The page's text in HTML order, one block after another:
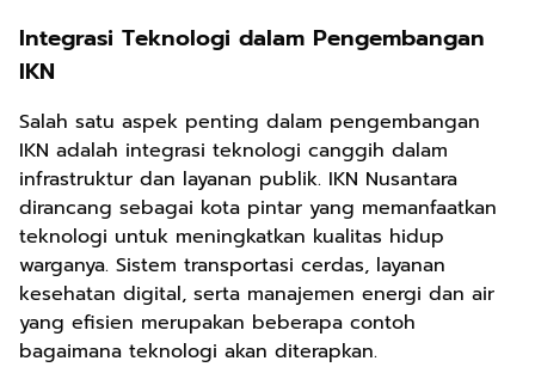
Integrasi Teknologi dalam Pengembangan
IKN
Salah satu aspek penting dalam pengembangan
IKN adalah integrasi teknologi canggih dalam
infrastruktur dan layanan publik. IKN Nusantara
dirancang sebagai kota pintar yang memanfaatkan
teknologi untuk meningkatkan kualitas hidup
warganya. Sistem transportasi cerdas, layanan
kesehatan digital, serta manajemen energi dan air
yang efisien merupakan beberapa contoh
bagaimana teknologi akan diterapkan.